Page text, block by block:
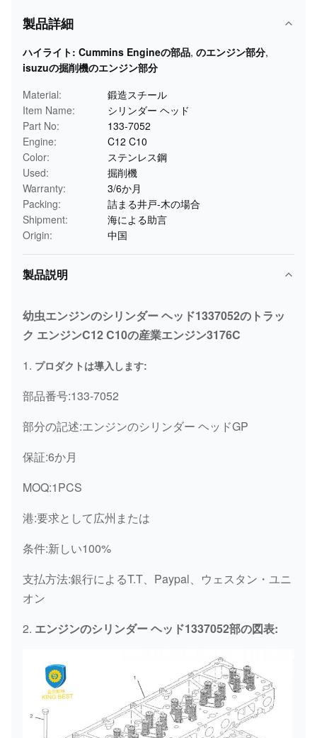
製品詳細
ハイライト: Cummins Engineの部品, のエンジン部分,
isuzuの掘削機のエンジン部分
Material:
鍛造スチール
Item Name:
シリンダー ヘッド
Part No:
133-7052
Engine:
C12 C10
Color:
ステンレス鋼
Used:
掘削機
Warranty:
3/6か月
Packing:
詰まる井戸-木の場合
Shipment:
海による助言
Origin:
中国
製品説明
幼虫エンジンのシリンダー ヘッド1337052のトラッ
ク エンジンC12 C10の産業エンジン3176C
1. プロダクトは導入します:
部品番号:133-7052
部分の記述:エンジンのシリンダー ヘッドGP
保証:6か月
MOQ:1PCS
港:要求として広州または
条件:新しい100%
支払方法:銀行によるT.T、Paypal、ウェスタン・ユニ
オン
2. エンジンのシリンダー ヘッド1337052部の図表: